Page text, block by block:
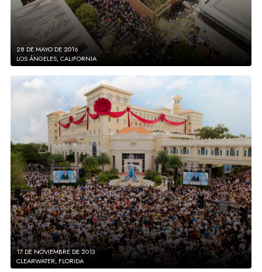
28 DE MAYO DE 2016
LOS ÁNGELES, CALIFORNIA
17 DE NOVIEMBRE DE 2013
CLEARWATER, FLORIDA